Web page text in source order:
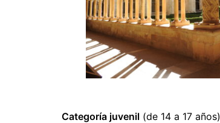
Categoría juvenil (de 14 a 17 años)